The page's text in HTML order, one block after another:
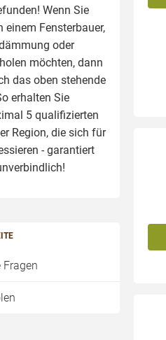
Wenn Sie
einem Fensterbauer,
oder
möchten, dann
das oben stehende
erhalten Sie
5 qualifizierten
Region, die sich für
- garantiert